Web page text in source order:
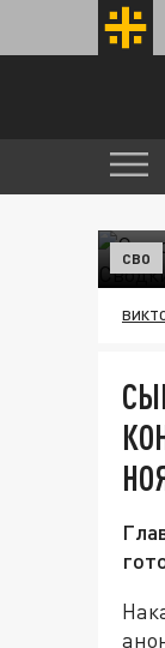
СВО